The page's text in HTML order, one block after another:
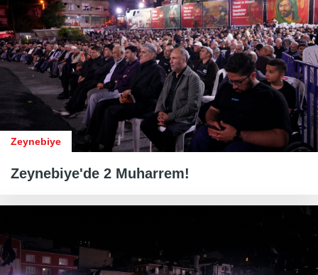
Zeynebiye
Zeynebiye'de 2 Muharrem!